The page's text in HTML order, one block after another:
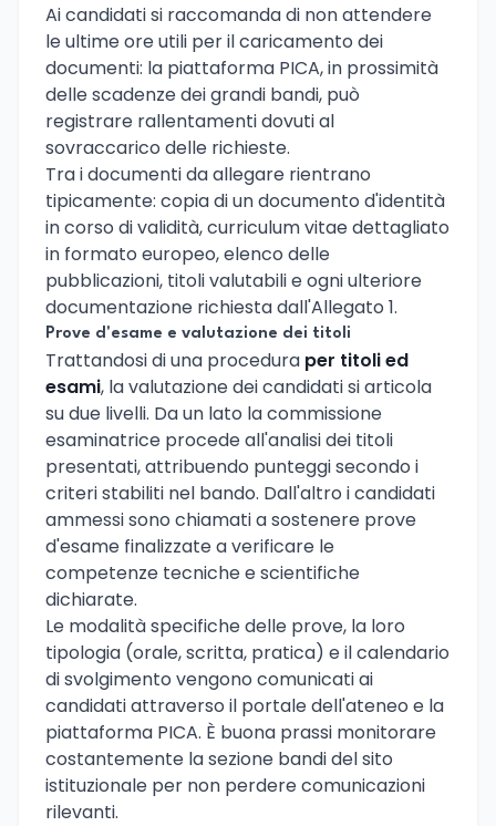
Ai candidati si raccomanda di non attendere
le ultime ore utili per il caricamento dei
documenti: la piattaforma PICA, in prossimità
delle scadenze dei grandi bandi, può
registrare rallentamenti dovuti al
sovraccarico delle richieste.
Tra i documenti da allegare rientrano
tipicamente: copia di un documento d'identità
in corso di validità, curriculum vitae dettagliato
in formato europeo, elenco delle
pubblicazioni, titoli valutabili e ogni ulteriore
documentazione richiesta dall'Allegato 1.
Prove d'esame e valutazione dei titoli
Trattandosi di una procedura per titoli ed
esami, la valutazione dei candidati si articola
su due livelli. Da un lato la commissione
esaminatrice procede all'analisi dei titoli
presentati, attribuendo punteggi secondo i
criteri stabiliti nel bando. Dall'altro i candidati
ammessi sono chiamati a sostenere prove
d'esame finalizzate a verificare le
competenze tecniche e scientifiche
dichiarate.
Le modalità specifiche delle prove, la loro
tipologia (orale, scritta, pratica) e il calendario
di svolgimento vengono comunicati ai
candidati attraverso il portale dell'ateneo e la
piattaforma PICA. È buona prassi monitorare
costantemente la sezione bandi del sito
istituzionale per non perdere comunicazioni
rilevanti.